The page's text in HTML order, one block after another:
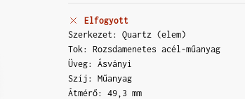
Elfogyott
Szerkezet: Quartz (elem)
Tok: Rozsdamenetes acél-műanyag
Üveg: Ásványi
Szíj: Műanyag
Átmérő: 49,3 mm